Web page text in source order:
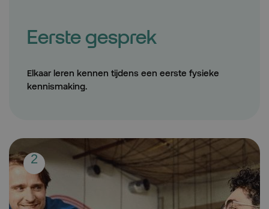
Eerste gesprek
Elkaar leren kennen tijdens een eerste fysieke
kennismaking.
Step:
2